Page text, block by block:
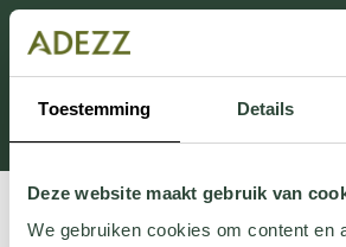
Toestemming Details
Deze website maakt gebruik van
We gebruiken cookies om content en
Cette section est actuellement en
Si vous manquez des informations,
appeler au +31 413 395 295 ou